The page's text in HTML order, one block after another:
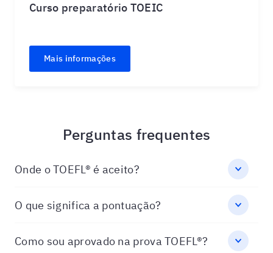
Curso preparatório TOEIC
Mais informações
Perguntas frequentes
Onde o TOEFL® é aceito?
O que significa a pontuação?
Como sou aprovado na prova TOEFL®?